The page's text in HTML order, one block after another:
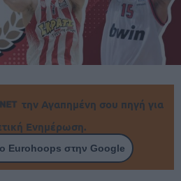
την Αγαπημένη σου πηγή για
Ενημέρωση.
Eurohoops στην Google